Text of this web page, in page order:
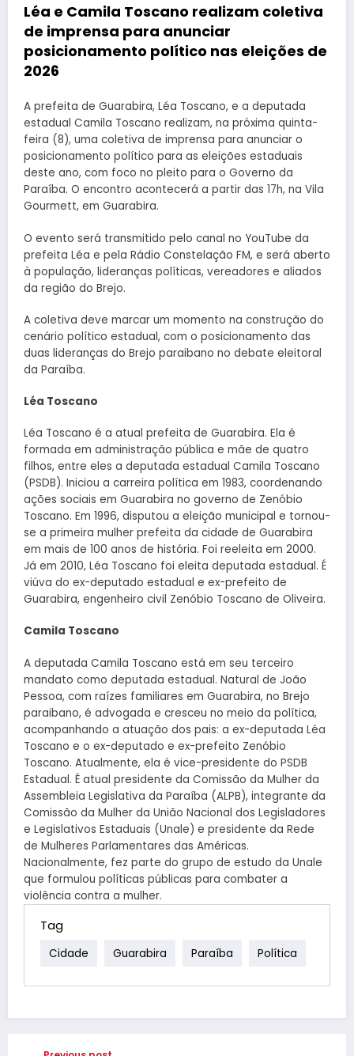
Léa e Camila Toscano realizam coletiva
de imprensa para anunciar
posicionamento político nas eleições de
2026
A prefeita de Guarabira, Léa Toscano, e a deputada
estadual Camila Toscano realizam, na próxima quinta-
feira (8), uma coletiva de imprensa para anunciar o
posicionamento político para as eleições estaduais
deste ano, com foco no pleito para o Governo da
Paraíba. O encontro acontecerá a partir das 17h, na Vila
Gourmett, em Guarabira.
O evento será transmitido pelo canal no YouTube da
prefeita Léa e pela Rádio Constelação FM, e será aberto
à população, lideranças políticas, vereadores e aliados
da região do Brejo.
A coletiva deve marcar um momento na construção do
cenário político estadual, com o posicionamento das
duas lideranças do Brejo paraibano no debate eleitoral
da Paraíba.
Léa Toscano
Léa Toscano é a atual prefeita de Guarabira. Ela é
formada em administração pública e mãe de quatro
filhos, entre eles a deputada estadual Camila Toscano
(PSDB). Iniciou a carreira política em 1983, coordenando
ações sociais em Guarabira no governo de Zenóbio
Toscano. Em 1996, disputou a eleição municipal e tornou-
se a primeira mulher prefeita da cidade de Guarabira
em mais de 100 anos de história. Foi reeleita em 2000.
Já em 2010, Léa Toscano foi eleita deputada estadual. É
viúva do ex-deputado estadual e ex-prefeito de
Guarabira, engenheiro civil Zenóbio Toscano de Oliveira.
Camila Toscano
A deputada Camila Toscano está em seu terceiro
mandato como deputada estadual. Natural de João
Pessoa, com raízes familiares em Guarabira, no Brejo
paraibano, é advogada e cresceu no meio da política,
acompanhando a atuação dos pais: a ex-deputada Léa
Toscano e o ex-deputado e ex-prefeito Zenóbio
Toscano. Atualmente, ela é vice-presidente do PSDB
Estadual. É atual presidente da Comissão da Mulher da
Assembleia Legislativa da Paraíba (ALPB), integrante da
Comissão da Mulher da União Nacional dos Legisladores
e Legislativos Estaduais (Unale) e presidente da Rede
de Mulheres Parlamentares das Américas.
Nacionalmente, fez parte do grupo de estudo da Unale
que formulou políticas públicas para combater a
violência contra a mulher.
Tag
Cidade Guarabira Paraíba Política